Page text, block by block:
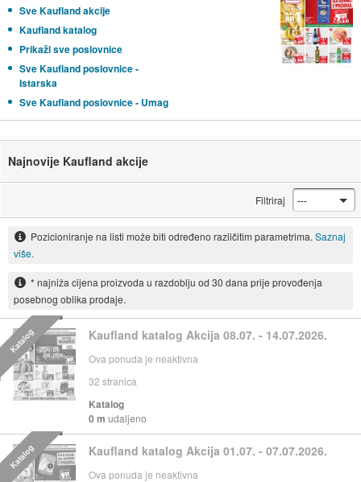
Sve Kaufland akcije
Kaufland katalog
Prikaži sve poslovnice
Sve Kaufland poslovnice -
Istarska
Sve Kaufland poslovnice - Umag
Najnovije Kaufland akcije
Filtriraj
Pozicioniranje na listi može biti određeno različitim parametrima. Saznaj
više.
* najniža cijena proizvoda u razdoblju od 30 dana prije provođenja
posebnog oblika prodaje.
Kaufland katalog Akcija 08.07. - 14.07.2026.
Ova ponuda je neaktivna
32 stranica
Katalog
0 m udaljeno
Katalog
Kaufland katalog Akcija 01.07. - 07.07.2026.
Ova ponuda je neaktivna
Katalog